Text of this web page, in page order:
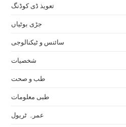
تعویذ ڈی کوڈنگ
جڑی بوٹیاں
سائنس و ٹیکنالوجی
شخصیات
طب و صحت
طبی معلومات
عمرہ ٹریول